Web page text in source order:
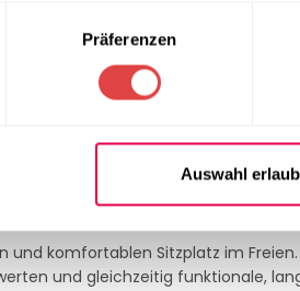
Präferenzen
Auswahl
und komfortablen Sitzplatz im
und gleichzeitig funktionale,